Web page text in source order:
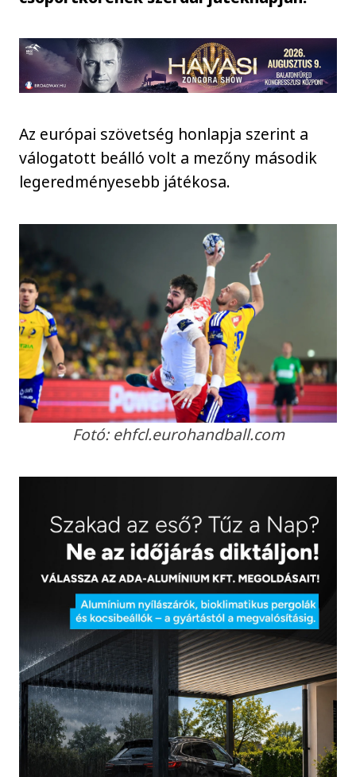
Az európai szövetség honlapja szerint a
válogatott beálló volt a mezőny második
legeredményesebb játékosa.
Fotó: ehfcl.eurohandball.com